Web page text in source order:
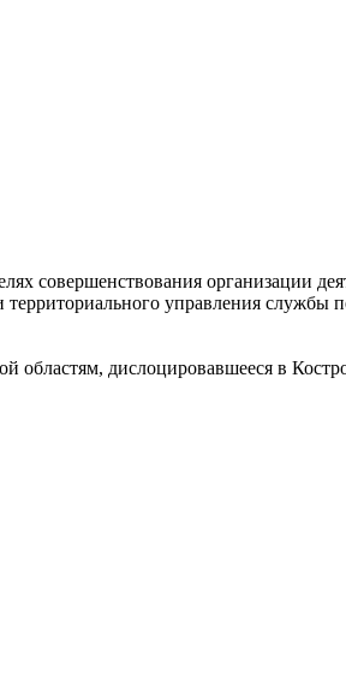
совершенствования организации
управления
областям, дислоцировавшееся в